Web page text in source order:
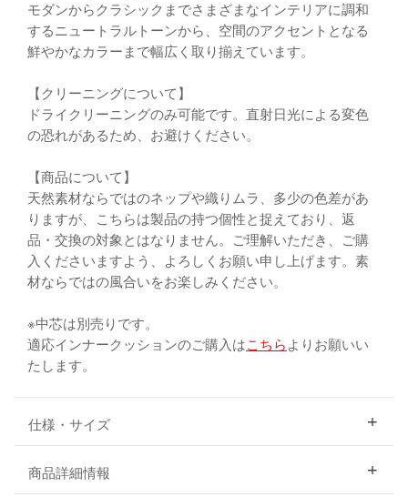
モダンからクラシックまでさまざまなインテリアに調和
するニュートラルトーンから、空間のアクセントとなる
鮮やかなカラーまで幅広く取り揃えています。
【クリーニングについて】
ドライクリーニングのみ可能です。直射日光による変色
の恐れがあるため、お避けください。
【商品について】
天然素材ならではのネップや織りムラ、多少の色差があ
りますが、こちらは製品の持つ個性と捉えており、返
品・交換の対象とはなりません。ご理解いただき、ご購
入くださいますよう、よろしくお願い申し上げます。素
材ならではの風合いをお楽しみください。
※中芯は別売りです。
適応インナークッションのご購入はこちら よりお願いい
たします。
仕様・サイズ
商品詳細情報